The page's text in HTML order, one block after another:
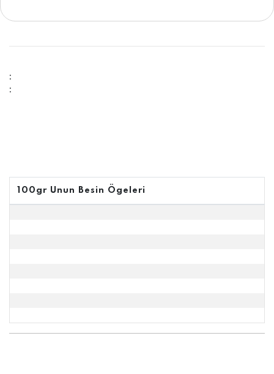
:
:
100gr Unun Besin Ögeleri